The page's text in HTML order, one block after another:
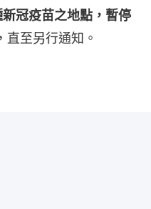
冠疫苗之地點，暫停
直至另行通知。